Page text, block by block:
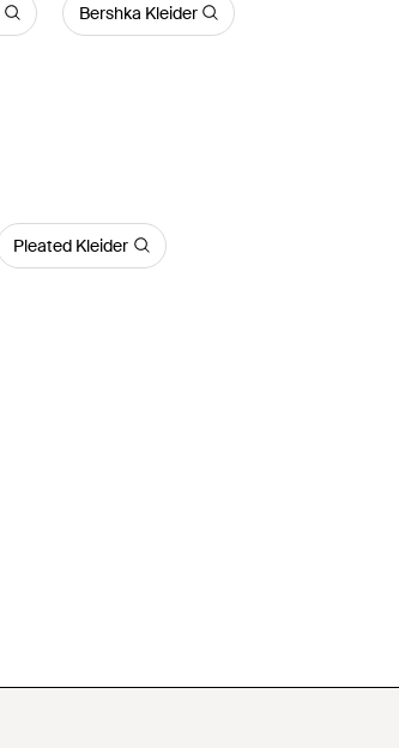
Bershka Kleider
Pleated Kleider